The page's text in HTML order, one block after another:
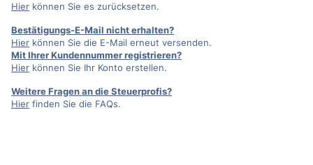
Hier können Sie es zurücksetzen.
Bestätigungs-E-Mail nicht erhalten?
Hier können Sie die E-Mail erneut versenden.
Mit Ihrer Kundennummer registrieren?
Hier können Sie Ihr Konto erstellen.
Weitere Fragen an die Steuerprofis?
Hier finden Sie die FAQs.